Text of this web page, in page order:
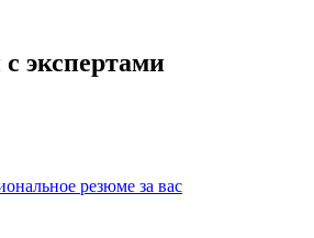
экспертами
резюме за вас